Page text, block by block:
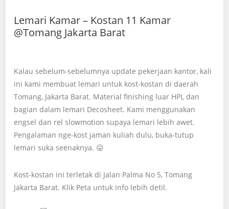
Lemari Kamar – Kostan 11 Kamar
@Tomang Jakarta Barat
Kalau sebelum-sebelumnya update pekerjaan kantor, kali
ini kami membuat lemari untuk kost-kostan di daerah
Tomang, Jakarta Barat. Material finishing luar HPL dan
bagian dalam lemari Decosheet. Kami menggunakan
engsel dan rel slowmotion supaya lemari lebih awet.
Pengalaman nge-kost jaman kuliah dulu, buka-tutup
lemari suka seenaknya. 😛
Kost-kostan ini terletak di Jalan Palma No 5, Tomang
Jakarta Barat. Klik Peta untuk info lebih detil.